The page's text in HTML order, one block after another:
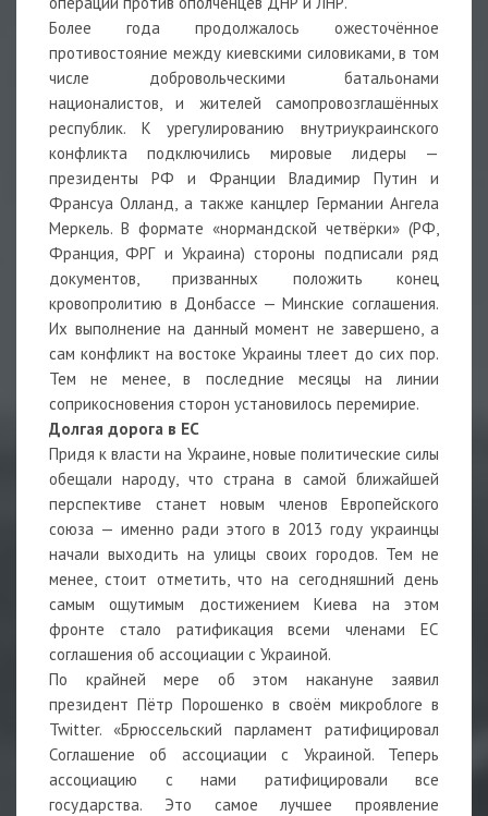
Более года продолжалось ожесточённое
противостояние между киевскими силовиками, в том
числе добровольческими батальонами
националистов, и жителей самопровозглашённых
республик. К урегулированию внутриукраинского
конфликта подключились мировые лидеры —
президенты РФ и Франции Владимир Путин и
Франсуа Олланд, а также канцлер Германии Ангела
Меркель. В формате «нормандской четвёрки» (РФ,
Франция, ФРГ и Украина) стороны подписали ряд
документов, призванных положить конец
кровопролитию в Донбассе — Минские соглашения.
Их выполнение на данный момент не завершено, а
сам конфликт на востоке Украины тлеет до сих пор.
Тем не менее, в последние месяцы на линии
соприкосновения сторон установилось перемирие.
Долгая дорога в ЕС
Придя к власти на Украине, новые политические силы
обещали народу, что страна в самой ближайшей
перспективе станет новым членов Европейского
союза — именно ради этого в 2013 году украинцы
начали выходить на улицы своих городов. Тем не
менее, стоит отметить, что на сегодняшний день
самым ощутимым достижением Киева на этом
фронте стало ратификация всеми членами ЕС
соглашения об ассоциации с Украиной.
По крайней мере об этом накануне заявил
президент Пётр Порошенко в своём микроблоге в
Twitter. «Брюссельский парламент ратифицировал
Соглашение об ассоциации с Украиной. Теперь
ассоциацию с нами ратифицировали все
государства. Это самое лучшее проявление